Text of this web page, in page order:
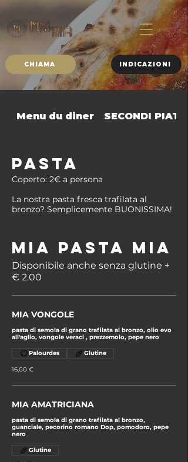
CHIAMA INDICAZIONI
Menu du diner SECONDI PIATTI
PASTA
Coperto: 2€ a persona
La nostra pasta fresca trafilata al
bronzo? Semplicemente BUONISSIMA!
MIA PASTA MIA
Disponibile anche senza glutine +
€ 2.00
MIA VONGOLE
pasta di semola di grano trafilata al bronzo, olio evo
all'aglio, vongole veraci , prezzemolo, pepe nero
16,00 €
Palourdes Glutine
MIA AMATRICIANA
pasta di semola di grano trafilata al bronzo,
guanciale, pecorino romano Dop, pomodoro, pepe
nero
Glutine